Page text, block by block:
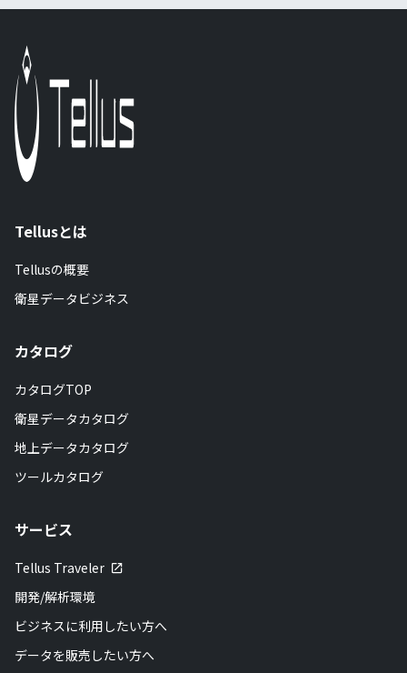
Tellusとは
Tellusの概要
衛星データビジネス
カタログ
カタログTOP
衛星データカタログ
地上データカタログ
ツールカタログ
サービス
Tellus Traveler
開発/解析環境
ビジネスに利用したい方へ
データを販売したい方へ